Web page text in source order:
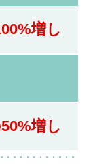
増し
増し